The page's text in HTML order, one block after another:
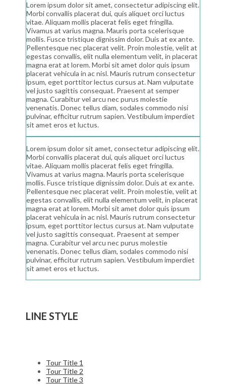
Lorem ipsum dolor sit amet, consectetur adipiscing elit.
Morbi convallis placerat dui, quis aliquet orci luctus
vitae. Aliquam mollis placerat felis eget fringilla.
Vivamus at varius magna. Mauris porta scelerisque
mollis. Fusce tristique dignissim dolor. Duis at ex ante.
Pellentesque nec placerat velit. Proin molestie, velit at
egestas convallis, elit nulla elementum velit, in placerat
magna erat at lorem. Morbi sit amet dolor quis ipsum
placerat vehicula in ac nisl. Mauris rutrum consectetur
ipsum, eget porttitor lectus cursus at. Nam vulputate
vel justo sagittis consequat. Praesent at semper
magna. Curabitur vel arcu nec purus molestie
venenatis. Donec tellus diam, sodales commodo nisi
pulvinar, efficitur rutrum sapien. Vestibulum imperdiet
sit amet eros et luctus.
Lorem ipsum dolor sit amet, consectetur adipiscing elit.
Morbi convallis placerat dui, quis aliquet orci luctus
vitae. Aliquam mollis placerat felis eget fringilla.
Vivamus at varius magna. Mauris porta scelerisque
mollis. Fusce tristique dignissim dolor. Duis at ex ante.
Pellentesque nec placerat velit. Proin molestie, velit at
egestas convallis, elit nulla elementum velit, in placerat
magna erat at lorem. Morbi sit amet dolor quis ipsum
placerat vehicula in ac nisl. Mauris rutrum consectetur
ipsum, eget porttitor lectus cursus at. Nam vulputate
vel justo sagittis consequat. Praesent at semper
magna. Curabitur vel arcu nec purus molestie
venenatis. Donec tellus diam, sodales commodo nisi
pulvinar, efficitur rutrum sapien. Vestibulum imperdiet
sit amet eros et luctus.
LINE STYLE
Tour Title 1
Tour Title 2
Tour Title 3